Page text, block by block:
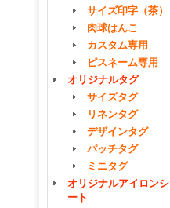
サイズ印字（茶）
肉球はんこ
カスタム専用
ピスネーム専用
オリジナルタグ
サイズタグ
リネンタグ
デザインタグ
パッチタグ
ミニタグ
オリジナルアイロンシ
ート